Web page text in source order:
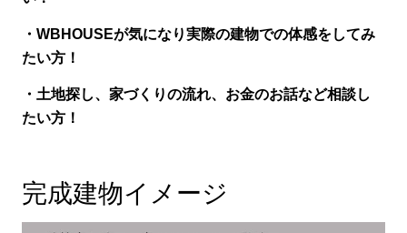
・WBHOUSEが気になり実際の建物での体感をしてみ
たい方！
・土地探し、家づくりの流れ、お金のお話など相談し
たい方！
完成建物イメージ